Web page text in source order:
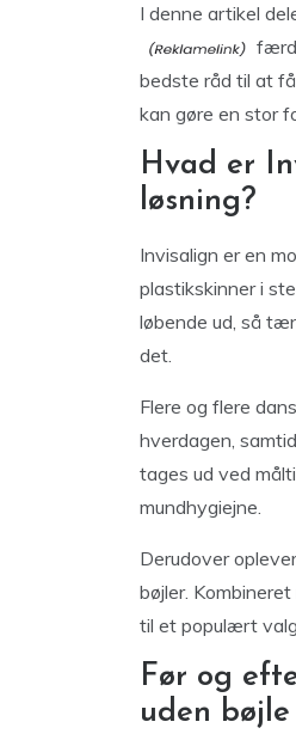
I denne artikel
bedste råd til at
kan gøre en stor
Hvad er
løsning?
Invisalign er en
plastikskinner i
løbende ud, så
det.
Flere og flere
hverdagen,
tages ud ved
mundhygiejne.
Derudover
bøjler.
til et populært
Før og
uden bøjle